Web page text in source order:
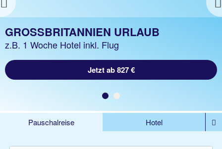
Previous
GROSSBRITANNIEN URLAUB
z.B. 1 Woche Hotel inkl. Flug
Jetzt ab 827 €
Pauschalreise
Hotel